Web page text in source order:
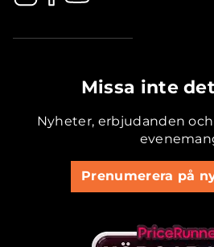
Missa inte
Nyheter, erbjudanden
Prenumerera på